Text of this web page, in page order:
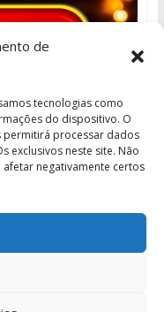
de
tecnologias como
do dispositivo. O
permitirá processar dados
exclusivos neste site. Não
negativamente certos